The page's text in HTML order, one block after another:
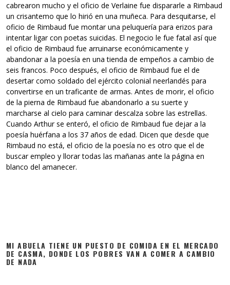
cabrearon mucho y el oficio de Verlaine fue dispararle a Rimbaud
un crisantemo que lo hirió en una muñeca. Para desquitarse, el
oficio de Rimbaud fue montar una peluquería para erizos para
intentar ligar con poetas suicidas. El negocio le fue fatal así que
el oficio de Rimbaud fue arruinarse económicamente y
abandonar a la poesía en una tienda de empeños a cambio de
seis francos. Poco después, el oficio de Rimbaud fue el de
desertar como soldado del ejército colonial neerlandés para
convertirse en un traficante de armas. Antes de morir, el oficio
de la pierna de Rimbaud fue abandonarlo a su suerte y
marcharse al cielo para caminar descalza sobre las estrellas.
Cuando Arthur se enteró, el oficio de Rimbaud fue dejar a la
poesía huérfana a los 37 años de edad. Dicen que desde que
Rimbaud no está, el oficio de la poesía no es otro que el de
buscar empleo y llorar todas las mañanas ante la página en
blanco del amanecer.
MI ABUELA TIENE UN PUESTO DE COMIDA EN EL MERCADO
DE CASMA, DONDE LOS POBRES VAN A COMER A CAMBIO
DE NADA